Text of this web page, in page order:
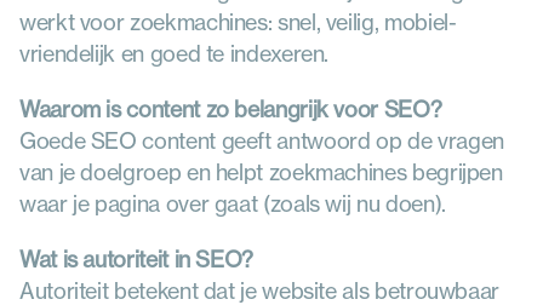
werkt voor zoekmachines: snel, veilig, mobiel-
vriendelijk en goed te indexeren.
Waarom is content zo belangrijk voor SEO?
Goede SEO content geeft antwoord op de vragen
van je doelgroep en helpt zoekmachines begrijpen
waar je pagina over gaat (zoals wij nu doen).
Wat is autoriteit in SEO?
Autoriteit betekent dat je website als betrouwbaar